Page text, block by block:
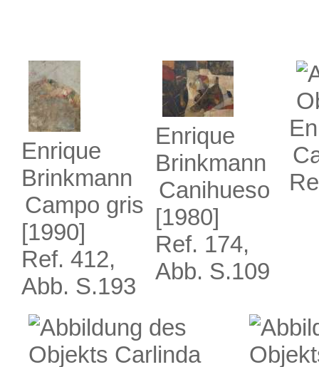
Enrique
Brinkmann
Campo gris
[1990]
Ref. 412,
Abb. S.193
Enrique
Brinkmann
Canihueso
[1980]
Ref. 174,
Abb. S.109